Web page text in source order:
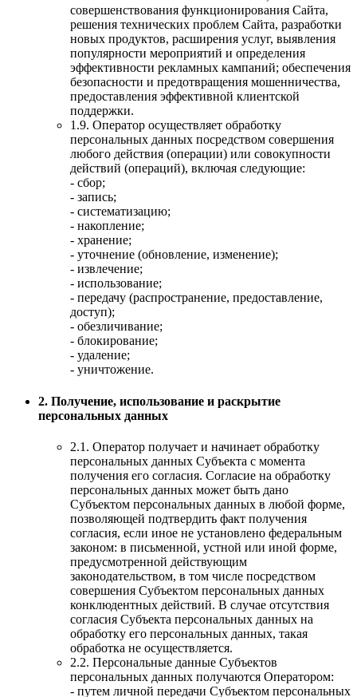
совершенствования функционирования Сайта,
решения технических проблем Сайта, разработки
новых продуктов, расширения услуг, выявления
популярности мероприятий и определения
эффективности рекламных кампаний; обеспечения
безопасности и предотвращения мошенничества,
предоставления эффективной клиентской
поддержки.
1.9. Оператор осуществляет обработку
персональных данных посредством совершения
любого действия (операции) или совокупности
действий (операций), включая следующие:
- сбор;
- запись;
- систематизацию;
- накопление;
- хранение;
- уточнение (обновление, изменение);
- извлечение;
- использование;
- передачу (распространение, предоставление,
доступ);
- обезличивание;
- блокирование;
- удаление;
- уничтожение.
2. Получение, использование и раскрытие
персональных данных
2.1. Оператор получает и начинает обработку
персональных данных Субъекта с момента
получения его согласия. Согласие на обработку
персональных данных может быть дано
Субъектом персональных данных в любой форме,
позволяющей подтвердить факт получения
согласия, если иное не установлено федеральным
законом: в письменной, устной или иной форме,
предусмотренной действующим
законодательством, в том числе посредством
совершения Субъектом персональных данных
конклюдентных действий. В случае отсутствия
согласия Субъекта персональных данных на
обработку его персональных данных, такая
обработка не осуществляется.
2.2. Персональные данные Субъектов
персональных данных получаются Оператором:
- путем личной передачи Субъектом персональных